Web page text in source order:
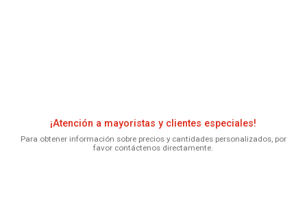
¡Atención a mayoristas y clientes especiales!
Para obtener información sobre precios y cantidades personalizados, por
favor contáctenos directamente.